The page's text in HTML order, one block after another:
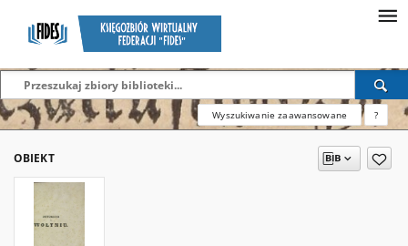
Wyszukiwanie zaawansowane ?
OBIEKT